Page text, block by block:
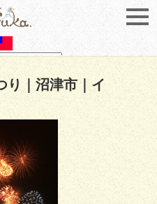
by Translate
り｜沼津市｜イ